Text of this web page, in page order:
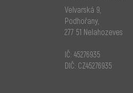
Velvarská 9,
Podhořany,
277 51 Nelahozeves
IČ: 45276935
DIČ: CZ45276935